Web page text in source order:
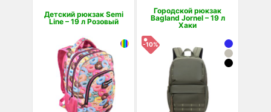
Детский рюкзак Semi
Line – 19 л Розовый
Городской рюкзак
Bagland Jornel – 19 л
Хаки
-10%